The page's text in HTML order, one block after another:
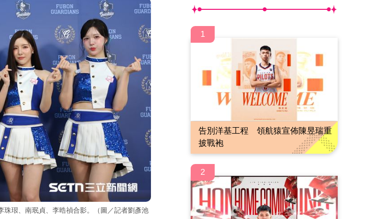
珢、南珉貞、李晧禎合影。（圖／記者劉彥池
1
告別洋基工程 領航猿宣佈陳昱瑞重
披戰袍
2